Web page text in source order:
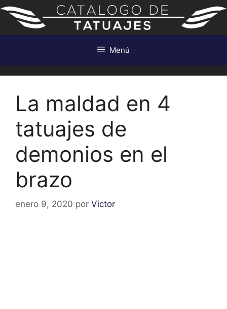
Saltar
contenido
Menú
La maldad en 4
tatuajes de
demonios en el
brazo
enero 9, 2020 por Victor